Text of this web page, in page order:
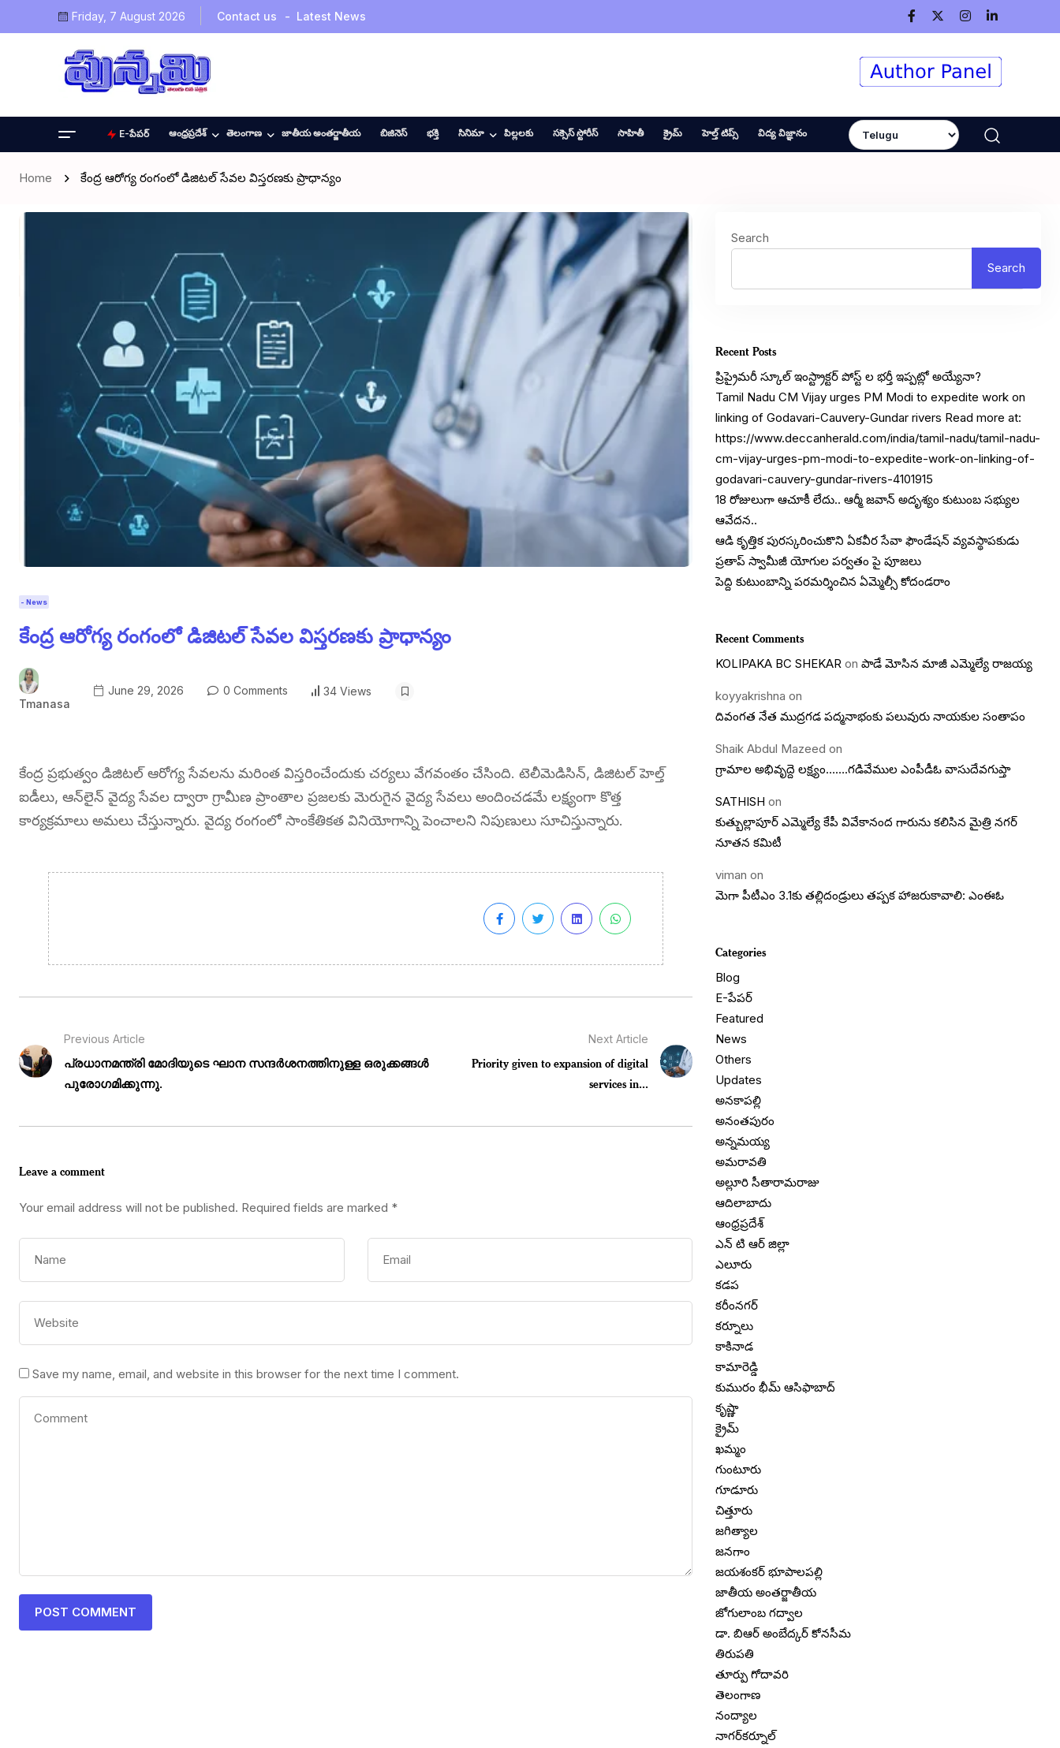
Friday, 7 August 2026 Contact us Latest News
E-పేపర్ ఆంధ్రప్రదేశ్ తెలంగాణ జాతీయ అంతర్జాతీయ బిజినెస్ భక్తి సినిమా పిల్లలకు సక్సెస్ స్టోరీస్ సాహితీ క్రైమ్ హెల్త్ టిప్స్ విద్య విజ్ఞానం
Home కేంద్ర ఆరోగ్య రంగంలో డిజిటల్ సేవల విస్తరణకు ప్రాధాన్యం
- News
కేంద్ర ఆరోగ్య రంగంలో డిజిటల్ సేవల విస్తరణకు ప్రాధాన్యం
Tmanasa
June 29, 2026 0 Comments 34 Views
కేంద్ర ప్రభుత్వం డిజిటల్ ఆరోగ్య సేవలను మరింత విస్తరించేందుకు చర్యలు వేగవంతం చేసింది. టెలీమెడిసిన్, డిజిటల్ హెల్త్
ఐడీలు, ఆన్‌లైన్ వైద్య సేవల ద్వారా గ్రామీణ ప్రాంతాల ప్రజలకు మెరుగైన వైద్య సేవలు అందించడమే లక్ష్యంగా కొత్త
కార్యక్రమాలు అమలు చేస్తున్నారు. వైద్య రంగంలో సాంకేతికత వినియోగాన్ని పెంచాలని నిపుణులు సూచిస్తున్నారు.
Previous Article
പ്രധാനമന്ത്രി മോദിയുടെ ഘാന സന്ദർശനത്തിനുള്ള ഒരുക്കങ്ങൾ
പുരോഗമിക്കുന്നു.
Next Article
Priority given to expansion of digital
services in...
Leave a comment
Your email address will not be published. Required fields are marked *
Save my name, email, and website in this browser for the next time I comment.
Search
Search
Recent Posts
ప్రిప్రైమరీ స్కూల్ ఇంస్ట్రాక్టర్ పోస్ట్ ల భర్తీ ఇప్పట్లో అయ్యేనా?
Tamil Nadu CM Vijay urges PM Modi to expedite work on
linking of Godavari-Cauvery-Gundar rivers Read more at:
https://www.deccanherald.com/india/tamil-nadu/tamil-nadu-
cm-vijay-urges-pm-modi-to-expedite-work-on-linking-of-
godavari-cauvery-gundar-rivers-4101915
18 రోజులుగా ఆచూకీ లేదు.. ఆర్మీ జవాన్ అదృశ్యం కుటుంబ సభ్యుల
ఆవేదన..
ఆడి కృత్తిక పురస్కరించుకొని ఏకవీర సేవా ఫౌండేషన్ వ్యవస్థాపకుడు
ప్రతాప్ స్వామీజీ యోగుల పర్వతం పై పూజలు
పెద్ది కుటుంబాన్ని పరమర్శించిన ఏమ్మెల్సీ కోదండరాం
Recent Comments
KOLIPAKA BC SHEKAR onపాడే మోసిన మాజీ ఎమ్మెల్యే రాజయ్య
koyyakrishna on
దివంగత నేత ముద్రగడ పద్మనాభంకు పలువురు నాయకుల సంతాపం
Shaik Abdul Mazeed on
గ్రామాల అభివృద్దె లక్ష్యం…….గడివేముల ఎంపీడీఓ వాసుదేవగుప్తా
SATHISH on
కుత్బుల్లాపూర్ ఎమ్మెల్యే కేపీ వివేకానంద గారును కలిసిన మైత్రి నగర్
నూతన కమిటీ
viman on
మెగా పీటీఎం 3.1కు తల్లిదండ్రులు తప్పక హాజరుకావాలి: ఎంఈఓ
Categories
Blog
E-పేపర్
Featured
News
Others
Updates
అనకాపల్లి
అనంతపురం
అన్నమయ్య
అమరావతి
అల్లూరి సీతారామరాజు
ఆదిలాబాదు
ఆంధ్రప్రదేశ్
ఎన్ టి ఆర్ జిల్లా
ఎలూరు
కడప
కరీంనగర్
కర్నూలు
కాకినాడ
కామారెడ్డి
కుమురం భీమ్ ఆసిఫాబాద్
కృష్ణా
క్రైమ్
ఖమ్మం
గుంటూరు
గూడూరు
చిత్తూరు
జగిత్యాల
జనగాం
జయశంకర్ భూపాలపల్లి
జాతీయ అంతర్జాతీయ
జోగులాంబ గద్వాల
డా. బిఆర్ అంబేద్కర్ కోనసీమ
తిరుపతి
తూర్పు గోదావరి
తెలంగాణ
నంద్యాల
నాగర్‌కర్నూల్